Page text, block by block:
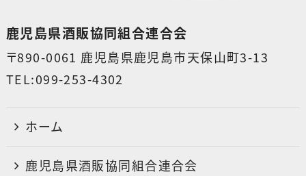
鹿児島県酒販協同組合連合会
〒890-0061 鹿児島県鹿児島市天保山町3-13
TEL:099-253-4302
ホーム
鹿児島県酒販協同組合連合会